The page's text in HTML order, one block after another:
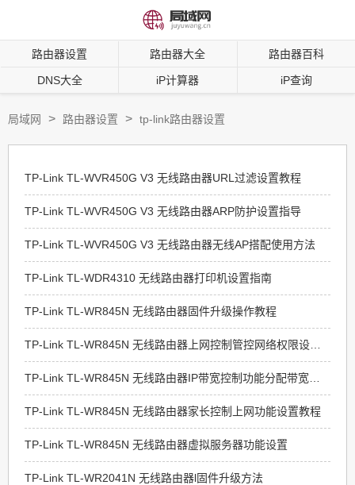
路由器设置 路由器大全 路由器百科
DNS大全 iP计算器 iP查询
局域网 > 路由器设置 > tp-link路由器设置
TP-Link TL-WVR450G V3 无线路由器URL过滤设置教程
TP-Link TL-WVR450G V3 无线路由器ARP防护设置指导
TP-Link TL-WVR450G V3 无线路由器无线AP搭配使用方法
TP-Link TL-WDR4310 无线路由器打印机设置指南
TP-Link TL-WR845N 无线路由器固件升级操作教程
TP-Link TL-WR845N 无线路由器家长控制上网功能设置教程
TP-Link TL-WR845N 无线路由器虚拟服务器功能设置
TP-Link TL-WR2041N 无线路由器l固件升级方法